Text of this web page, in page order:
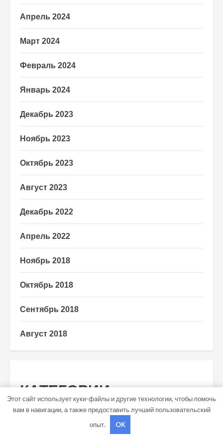
Апрель 2024
Март 2024
Февраль 2024
Январь 2024
Декабрь 2023
Ноябрь 2023
Октябрь 2023
Август 2023
Декабрь 2022
Апрель 2022
Ноябрь 2018
Октябрь 2018
Сентябрь 2018
Август 2018
КАТЕГОРИИ
Этот сайт использует куки-файлы и другие технологии, чтобы помочь
вам в навигации, а также предоставить лучший пользовательский
опыт.
OK